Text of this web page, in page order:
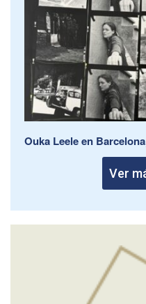
Ouka Leele en
Ver